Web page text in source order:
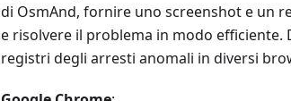
di OsmAnd, fornire uno screenshot e un
e risolvere il problema in modo
registri degli arresti anomali in diversi